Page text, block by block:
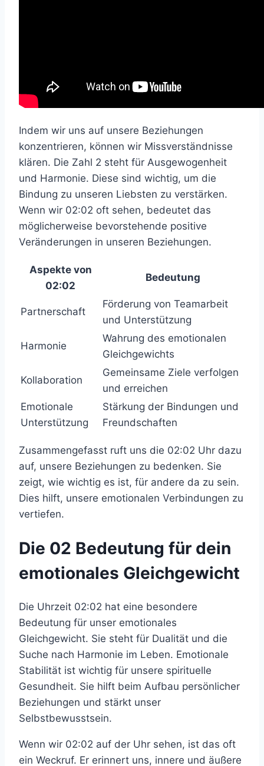
Indem wir uns auf unsere Beziehungen
konzentrieren, können wir Missverständnisse
klären. Die Zahl 2 steht für Ausgewogenheit
und Harmonie. Diese sind wichtig, um die
Bindung zu unseren Liebsten zu verstärken.
Wenn wir 02:02 oft sehen, bedeutet das
möglicherweise bevorstehende positive
Veränderungen in unseren Beziehungen.
Aspekte von
02:02
Bedeutung
Partnerschaft
Förderung von Teamarbeit
und Unterstützung
Harmonie
Wahrung des emotionalen
Gleichgewichts
Kollaboration
Gemeinsame Ziele verfolgen
und erreichen
Emotionale
Unterstützung
Stärkung der Bindungen und
Freundschaften
Zusammengefasst ruft uns die 02:02 Uhr dazu
auf, unsere Beziehungen zu bedenken. Sie
zeigt, wie wichtig es ist, für andere da zu sein.
Dies hilft, unsere emotionalen Verbindungen zu
vertiefen.
Die 02 Bedeutung für dein
emotionales Gleichgewicht
Die Uhrzeit 02:02 hat eine besondere
Bedeutung für unser emotionales
Gleichgewicht. Sie steht für Dualität und die
Suche nach Harmonie im Leben. Emotionale
Stabilität ist wichtig für unsere spirituelle
Gesundheit. Sie hilft beim Aufbau persönlicher
Beziehungen und stärkt unser
Selbstbewusstsein.
Wenn wir 02:02 auf der Uhr sehen, ist das oft
ein Weckruf. Er erinnert uns, innere und äußere